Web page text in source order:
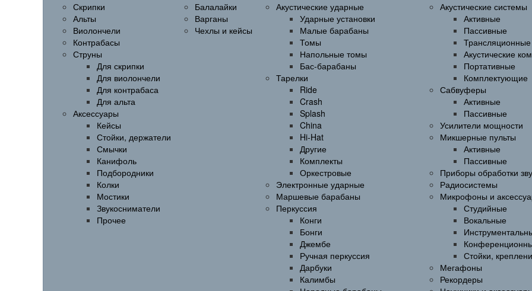
Скрипки
Альты
Виолончели
Контрабасы
Струны
Для скрипки
Для виолончели
Для контрабаса
Для альта
Аксессуары
Кейсы
Стойки, держатели
Смычки
Канифоль
Подбородники
Колки
Мостики
Звукосниматели
Прочее
Балалайки
Варганы
Чехлы и кейсы
Акустические ударные
Ударные установки
Малые барабаны
Томы
Напольные томы
Бас-барабаны
Тарелки
Ride
Crash
Splash
China
Hi-Hat
Другие
Комплекты
Оркестровые
Электронные ударные
Маршевые барабаны
Перкуссия
Конги
Бонги
Джембе
Ручная перкуссия
Дарбуки
Калимбы
Акустические системы
Активные
Пассивные
Трансляционные
Акустические
Портативные
Комплектующие
Сабвуферы
Активные
Пассивные
Усилители мощности
Микшерные пульты
Активные
Пассивные
Приборы обработки
Радиосистемы
Микрофоны и
Студийные
Вокальные
Стойки,
Мегафоны
Рекордеры